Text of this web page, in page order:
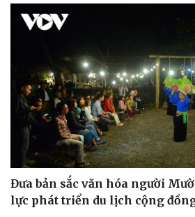
Đưa bản sắc văn hóa người
lực phát triển du lịch cộng